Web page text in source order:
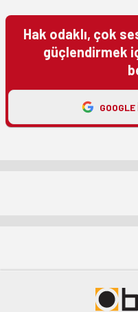
Hak odaklı, çok
güçlendirmek